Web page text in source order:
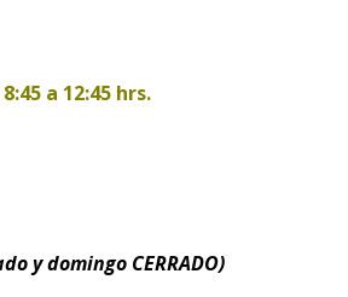
8:45 a 12:45 hrs.
y domingo CERRADO)